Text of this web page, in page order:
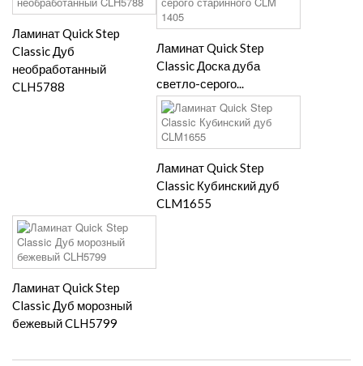
Ламинат Quick Step
Classic Дуб
необработанный
CLH5788
Ламинат Quick Step
Classic Доска дуба
светло-серого...
Ламинат Quick Step
Classic Кубинский дуб
CLM1655
Ламинат Quick Step
Classic Дуб морозный
бежевый CLH5799